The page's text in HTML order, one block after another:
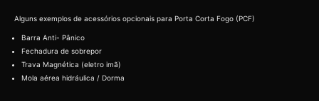
Alguns exemplos de acessórios opcionais para Porta Corta Fogo (PCF)
Barra Anti- Pânico
Fechadura de sobrepor
Trava Magnética (eletro imã)
Mola aérea hidráulica / Dorma